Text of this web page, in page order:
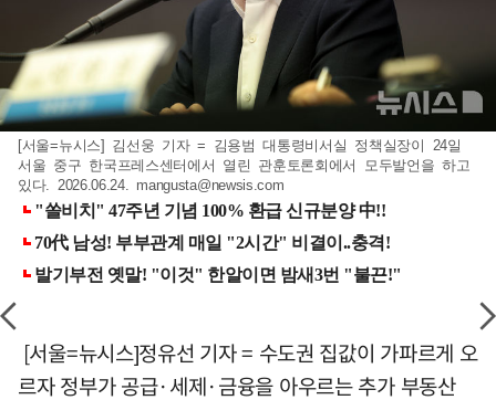
[서울=뉴시스] 김선웅 기자 = 김용범 대통령비서실 정책실장이 24일
서울 중구 한국프레스센터에서 열린 관훈토론회에서 모두발언을 하고
있다. 2026.06.24. mangusta@newsis.com
[서울=뉴시스]정유선 기자 = 수도권 집값이 가파르게 오
르자 정부가 공급·세제·금융을 아우르는 추가 부동산